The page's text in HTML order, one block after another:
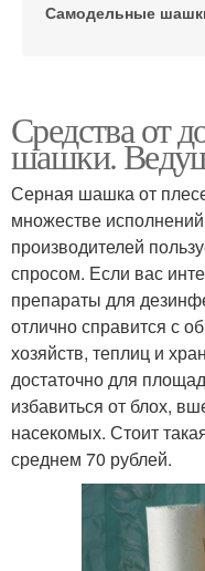
Самодельные
Шашки от комаров
Средства от
шашки.
Серная шашка от
множестве
производителей
спросом. Если вас
препараты для
отлично справится с
хозяйств, теплиц и
достаточно для
избавиться от блох,
насекомых. Стоит
среднем 70 рублей.